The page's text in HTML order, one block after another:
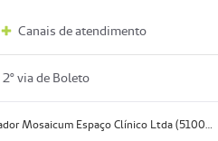
Canais de atendimento
2º via de Boleto
Prestador Mosaicum Espaço Clínico Ltda (51004352-0)